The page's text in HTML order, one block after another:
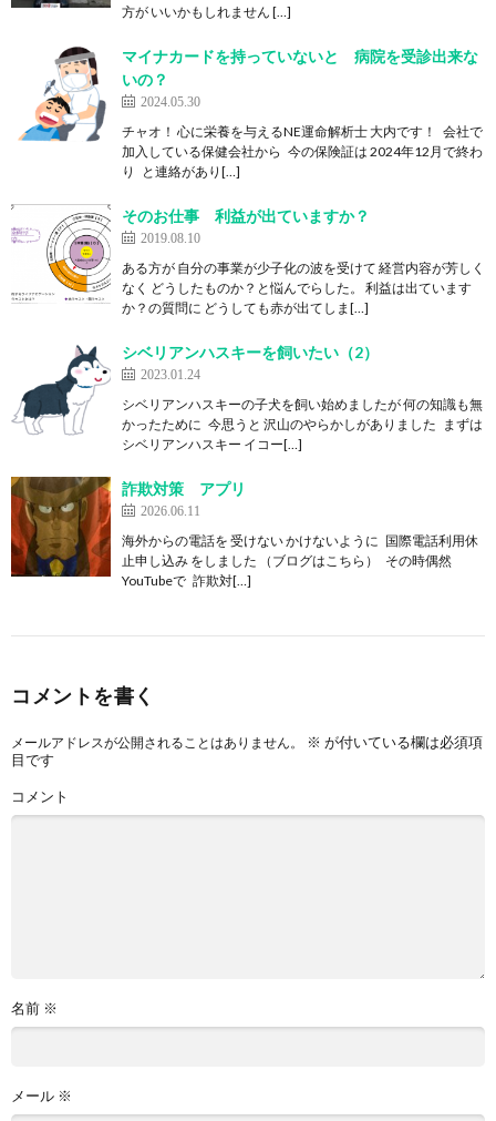
方が いいかもしれません […]
マイナカードを持っていないと 病院を受診出来な
いの？
2024.05.30
チャオ！ 心に栄養を与えるNE運命解析士 大内です！ 会社で
加入している保健会社から 今の保険証は 2024年12月で終わ
り と連絡があり[…]
そのお仕事 利益が出ていますか？
2019.08.10
ある方が 自分の事業が少子化の波を受けて 経営内容が芳しく
なく どうしたものか？と悩んでらした。 利益は出ています
か？の質問に どうしても赤が出てしま[…]
シベリアンハスキーを飼いたい（2）
2023.01.24
シベリアンハスキーの子犬を飼い始めましたが 何の知識も無
かったために 今思うと 沢山のやらかしがありました まずは
シベリアンハスキー イコー[…]
詐欺対策 アプリ
2026.06.11
海外からの電話を 受けない かけないように 国際電話利用休
止申し込み をしました （ブログはこちら） その時偶然
YouTubeで 詐欺対[…]
コメントを書く
メールアドレスが公開されることはありません。 ※ が付いている欄は必須項
目です
コメント
名前 ※
メール ※